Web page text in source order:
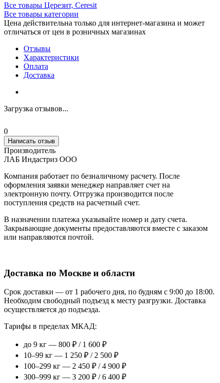
Все товары Церезит, Ceresit
Все товары категории
Цена действительна только для интернет-магазина и может
отличаться от цен в розничных магазинах
Отзывы
Характеристики
Оплата
Доставка
Загрузка отзывов...
0
Написать отзыв
Производитель
ЛАБ Индастриз ООО
Компания работает по безналичному расчету. После
оформления заявки менеджер направляет счет на
электронную почту. Отгрузка производится после
поступления средств на расчетный счет.
В назначении платежа указывайте номер и дату счета.
Закрывающие документы предоставляются вместе с заказом
или направляются почтой.
Доставка по Москве и области
Срок доставки — от 1 рабочего дня, по будням с 9:00 до 18:00.
Необходим свободный подъезд к месту разгрузки. Доставка
осуществляется до подъезда.
Тарифы в пределах МКАД:
до 9 кг — 800 ₽ / 1 600 ₽
10–99 кг — 1 250 ₽ / 2 500 ₽
100–299 кг — 2 450 ₽ / 4 900 ₽
300–999 кг — 3 200 ₽ / 6 400 ₽